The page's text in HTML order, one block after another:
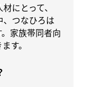
にとって、
、つなひろは
家族帯同者向
す。